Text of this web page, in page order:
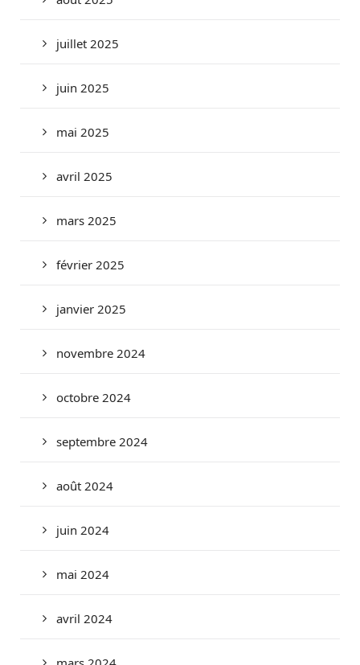
juillet 2025
juin 2025
mai 2025
avril 2025
mars 2025
février 2025
janvier 2025
novembre 2024
octobre 2024
septembre 2024
août 2024
juin 2024
mai 2024
avril 2024